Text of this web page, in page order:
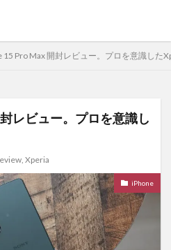
15 Pro Max 開封レビュー。プロを意識した
レビュー。プロを意識し
, Xperia
iPhone